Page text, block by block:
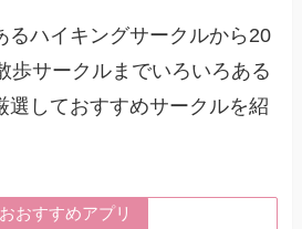
るハイキングサークルから20
歩サークルまでいろいろある
選しておすすめサークルを紹
おすすめアプリ